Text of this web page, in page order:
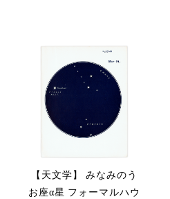
【天文学】 みなみのう
お座α星 フォーマルハウ